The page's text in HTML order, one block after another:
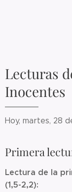
Lecturas
Inocentes
Hoy, martes, 28
Primera
Lectura de la
(1,5-2,2):